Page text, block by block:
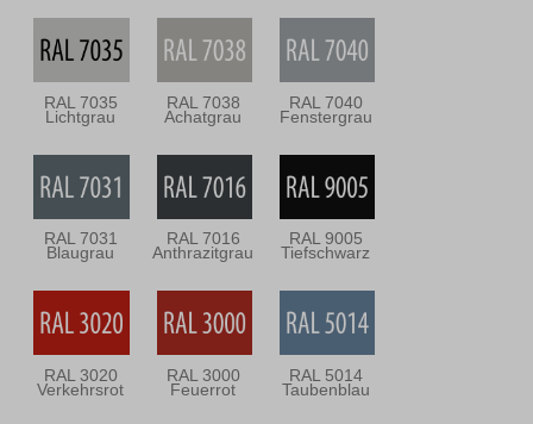
RAL 7035
Lichtgrau
RAL 7038
Achatgrau
RAL 7040
Fenstergrau
RAL 7031
Blaugrau
RAL 7016
Anthrazitgrau
RAL 9005
Tiefschwarz
RAL 3020
Verkehrsrot
RAL 3000
Feuerrot
RAL 5014
Taubenblau